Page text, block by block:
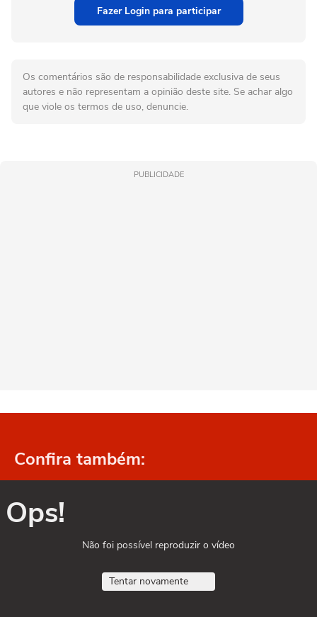
Fazer Login para participar
Os comentários são de responsabilidade exclusiva de seus
autores e não representam a opinião deste site. Se achar algo
que viole os termos de uso, denuncie.
PUBLICIDADE
Confira também:
Ops!
Não foi possível reproduzir o vídeo
Tentar novamente